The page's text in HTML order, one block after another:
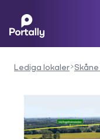
Lediga lokaler Skåne